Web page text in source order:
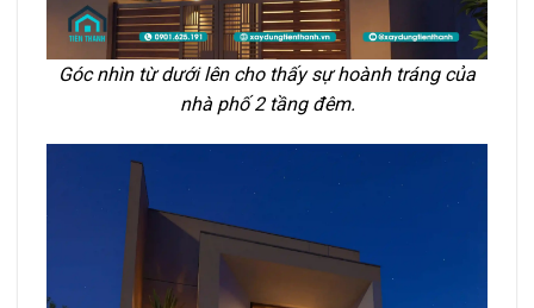
Góc nhìn từ dưới lên cho thấy sự hoành tráng của
nhà phố 2 tầng đêm.